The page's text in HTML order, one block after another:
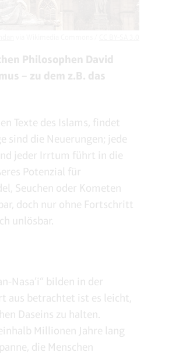
Philosophen David
– zu dem z.B. das
Texte des Islams, findet
sind die Neuerungen; jede
jeder Irrtum führt in die
Potenzial für
Seuchen oder Kometen
doch nur ohne Fortschritt
unlösbar.
Nasa’i“ bilden in der
aus betrachtet ist es leicht,
Daseins zu halten.
Millionen Jahre lang
die Menschen